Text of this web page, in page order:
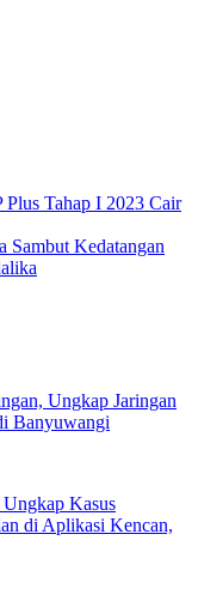
Tahap I 2023 Cair
Sambut Kedatangan
Ungkap Jaringan
Banyuwangi
Kasus
di Aplikasi Kencan,